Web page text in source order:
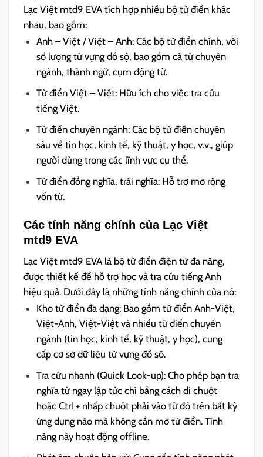
Lạc Việt mtd9 EVA tích hợp nhiều bộ từ điển khác
nhau, bao gồm:
Anh – Việt / Việt – Anh: Các bộ từ điển chính, với
số lượng từ vựng đồ sộ, bao gồm cả từ chuyên
ngành, thành ngữ, cụm động từ.
Từ điển Việt – Việt: Hữu ích cho việc tra cứu
tiếng Việt.
Từ điển chuyên ngành: Các bộ từ điển chuyên
sâu về tin học, kinh tế, kỹ thuật, y học, v.v., giúp
người dùng trong các lĩnh vực cụ thể.
Từ điển đồng nghĩa, trái nghĩa: Hỗ trợ mở rộng
vốn từ.
Các tính năng chính của Lạc Việt
mtd9 EVA
Lạc Việt mtd9 EVA là bộ từ điển điện tử đa năng,
được thiết kế để hỗ trợ học và tra cứu tiếng Anh
hiệu quả. Dưới đây là những tính năng chính của nó:
Kho từ điển đa dạng: Bao gồm từ điển Anh-Việt,
Việt-Anh, Việt-Việt và nhiều từ điển chuyên
ngành (tin học, kinh tế, kỹ thuật, y học), cung
cấp cơ sở dữ liệu từ vựng đồ sộ.
Tra cứu nhanh (Quick Look-up): Cho phép bạn tra
nghĩa từ ngay lập tức chỉ bằng cách di chuột
hoặc Ctrl + nhấp chuột phải vào từ đó trên bất kỳ
ứng dụng nào mà không cần mở từ điển. Tính
năng này hoạt động offline.